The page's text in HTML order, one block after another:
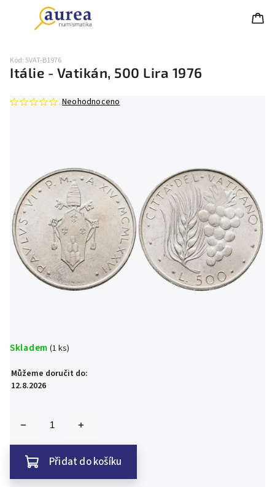
Itálie - Vatikán, 500 Lira 1976
Kód: SVAT-B1976
Neohodnoceno
Skladem (1 ks)
Můžeme doručit do:
12.8.2026
Přidat do košíku